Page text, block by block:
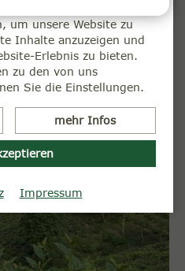
um unsere Website zu
Inhalte anzuzeigen und
Erlebnis zu bieten.
zu den von uns
Sie die Einstellungen.
mehr Infos
Impressum